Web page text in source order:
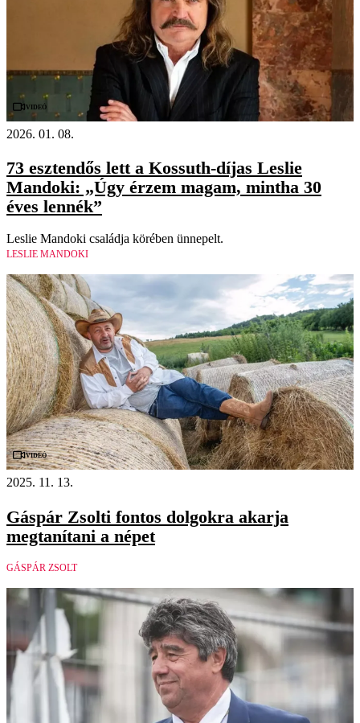
Videó
2026. 01. 08.
73 esztendős lett a Kossuth-díjas Leslie
Mandoki: „Úgy érzem magam, mintha 30
éves lennék”
Leslie Mandoki családja körében ünnepelt.
LESLIE MANDOKI
Videó
2025. 11. 13.
Gáspár Zsolti fontos dolgokra akarja
megtanítani a népet
GÁSPÁR ZSOLT